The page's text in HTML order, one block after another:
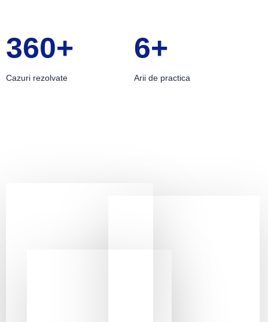
360+
Cazuri rezolvate
6+
Arii de practica